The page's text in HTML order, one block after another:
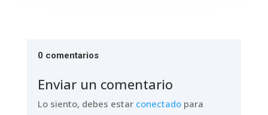
0 comentarios
Enviar un comentario
Lo siento, debes estar conectadopara